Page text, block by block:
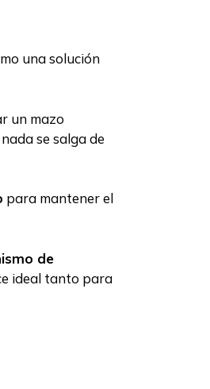
una solución
un mazo
se salga de
para mantener el
de
ideal tanto para